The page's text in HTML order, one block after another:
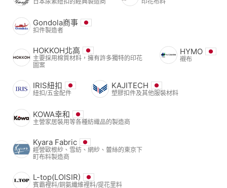
Gondola商事
扣件製造者
HOKKOH北高
主要採用棉質材料，擁有許多獨特的印花
圖案
HYMO
襯布
IRIS紐扣
紐扣/五金配件
KAJITECH
塑膠扣件及其他服裝材料
KOWA幸和
主營家居裝用等各種紡織品的製造商
Kyara Fabric
經營歐根紗、雪紡、網紗、蕾絲的東京下
町布料製造商
L-top(LOISIR)
賓霸裡料/銅氨纖維裡料/提花里料